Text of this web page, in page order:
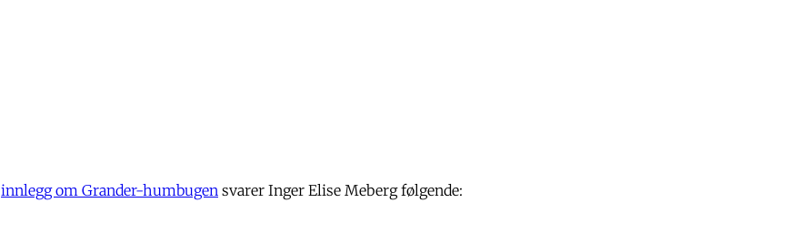
innlegg om Grander-humbugen svarer Inger Elise Meberg følgende: